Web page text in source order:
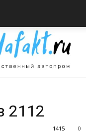
2112
0
1415